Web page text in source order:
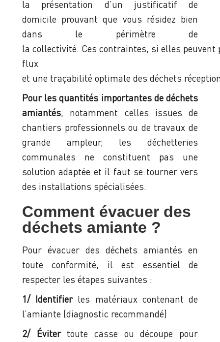
la présentation d’un justificatif de
domicile prouvant que vous résidez bien
dans le périmètre de
la collectivité. Ces contraintes, si elles
flux
et une traçabilité optimale des déchets
Pour les quantités importantes de déchets
amiantés, notamment celles issues de
chantiers professionnels ou de travaux de
grande ampleur, les déchetteries
communales ne constituent pas une
solution adaptée et il faut se tourner vers
des installations spécialisées.
Comment évacuer des
déchets amiante ?
Pour évacuer des déchets amiantés en
toute conformité, il est essentiel de
respecter les étapes suivantes :
1/ Identifierles matériaux contenant de
l’amiante (diagnostic recommandé)
2/ Évitertoute casse ou découpe pour